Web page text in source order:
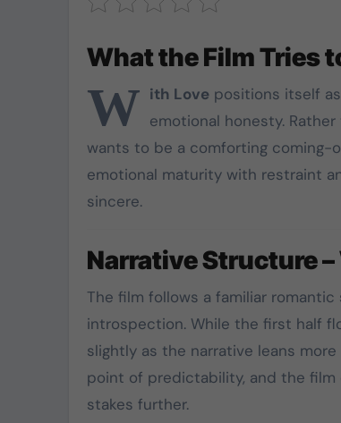
What the Film Tries
W ith Lovepositions itself as
emotional honesty.
wants to be a comforting coming-
emotional maturity with restraint
sincere.
Narrative Structure
The film follows a familiar
introspection. While the first half
slightly as the narrative leans
point of predictability, and the
stakes further.
TVK
கிறிஸ்துமஸ்:
பெண்களுக்கு